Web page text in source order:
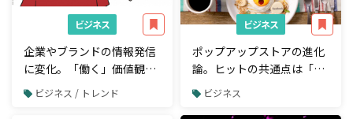
ビジネス
企業やブランドの情報発信
に変化。「働く」価値観の
変化からみるメッセージの
ビジネス / トレンド
ビジネス
ポップアップストアの進化
論。ヒットの共通点は「ア
イデア」と「新奇性」
ビジネス